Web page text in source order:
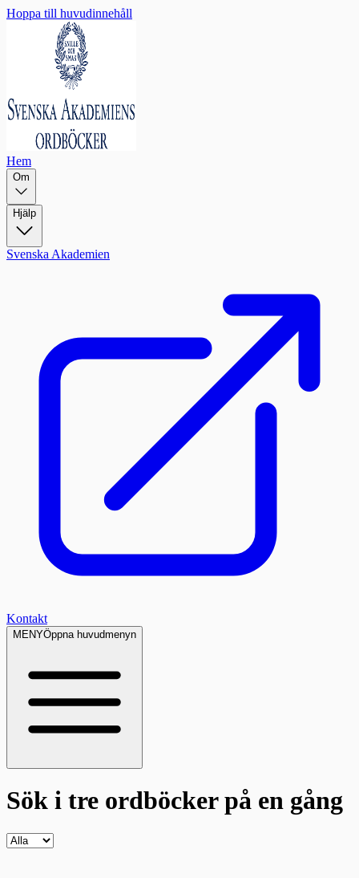
Hoppa till huvudinnehåll
Hem
Om
Hjälp
Svenska Akademien
Kontakt
MENYÖppna huvudmenyn
Sök i tre ordböckerpå en gång